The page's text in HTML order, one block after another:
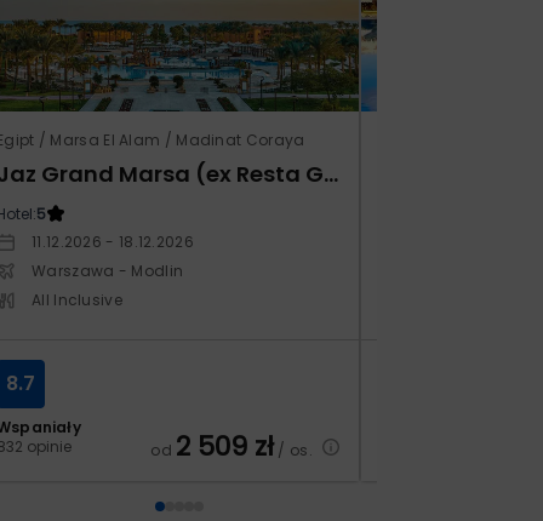
/ Marsa El Alam / Madinat Coraya
Jaz Grand Marsa (ex Resta Grand Resort)
5
11.12.2026 - 18.12.2026
Warszawa - Modlin
All Inclusive
opinie
8.7
od 2 509 zł/ os.